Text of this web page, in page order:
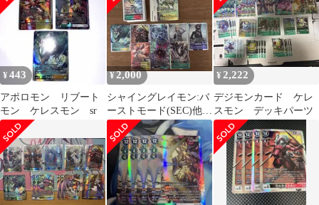
¥443
アポロモン リブート
モン ケレスモン sr
¥2,000
シャイングレイモン:バ
ーストモード(SEC)他ま
とめ
¥ 2,222
デジモンカード ケレ
スモン デッキパーツ